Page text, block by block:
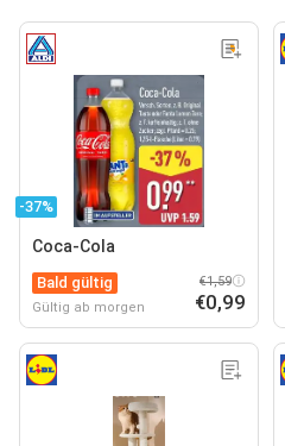
-37%
Coca-Cola
Bald gültig
Gültig ab morgen
€1,59
€0,99